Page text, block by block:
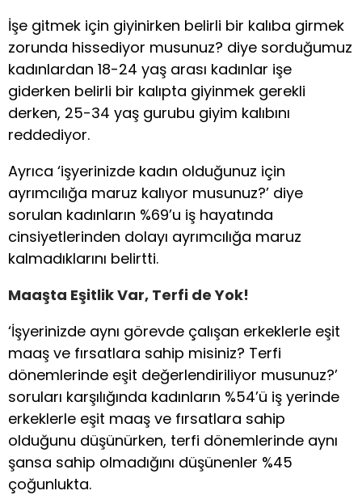
İşe gitmek için giyinirken belirli bir kalıba girmek
zorunda hissediyor musunuz? diye sorduğumuz
kadınlardan 18-24 yaş arası kadınlar işe
giderken belirli bir kalıpta giyinmek gerekli
derken, 25-34 yaş gurubu giyim kalıbını
reddediyor.
Ayrıca ‘işyerinizde kadın olduğunuz için
ayrımcılığa maruz kalıyor musunuz?’ diye
sorulan kadınların %69’u iş hayatında
cinsiyetlerinden dolayı ayrımcılığa maruz
kalmadıklarını belirtti.
Maaşta Eşitlik Var, Terfi de Yok!
‘İşyerinizde aynı görevde çalışan erkeklerle eşit
maaş ve fırsatlara sahip misiniz? Terfi
dönemlerinde eşit değerlendiriliyor musunuz?’
soruları karşılığında kadınların %54’ü iş yerinde
erkeklerle eşit maaş ve fırsatlara sahip
olduğunu düşünürken, terfi dönemlerinde aynı
şansa sahip olmadığını düşünenler %45
çoğunlukta.